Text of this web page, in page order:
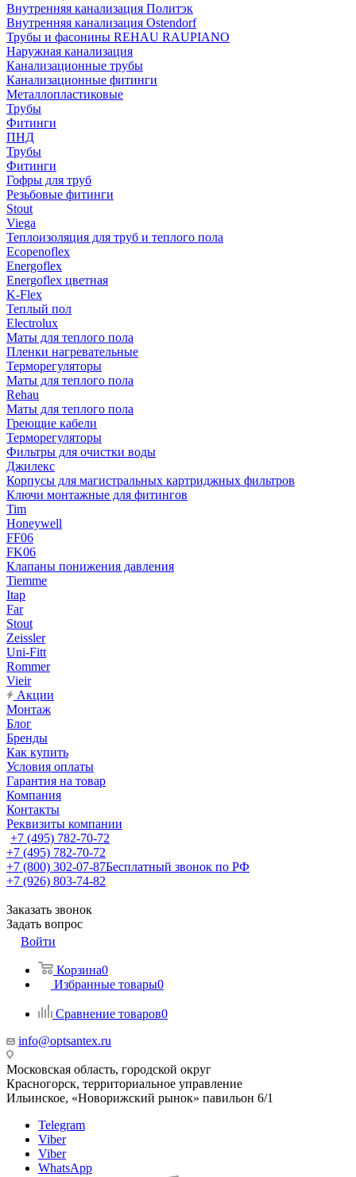
Внутренняя канализация Политэк
Внутренняя канализация Ostendorf
Трубы и фасонины REHAU RAUPIANO
Наружная канализация
Канализационные трубы
Канализационные фитинги
Металлопластиковые
Трубы
Фитинги
ПНД
Трубы
Фитинги
Гофры для труб
Резьбовые фитинги
Stout
Viega
Теплоизоляция для труб и теплого пола
Ecopenoflex
Energoflex
Energoflex цветная
K-Flex
Теплый пол
Electrolux
Маты для теплого пола
Пленки нагревательные
Терморегуляторы
Маты для теплого пола
Rehau
Маты для теплого пола
Греющие кабели
Терморегуляторы
Фильтры для очистки воды
Джилекс
Корпусы для магистральных картриджных фильтров
Ключи монтажные для фитингов
Tim
Honeywell
FF06
FK06
Клапаны понижения давления
Tiemme
Itap
Far
Stout
Zeissler
Uni-Fitt
Rommer
Vieir
Акции
Монтаж
Блог
Бренды
Как купить
Условия оплаты
Гарантия на товар
Компания
Контакты
Реквизиты компании
+7 (495) 782-70-72
+7 (495) 782-70-72
+7 (800) 302-07-87Бесплатный звонок по РФ
+7 (926) 803-74-82
Заказать звонок
Задать вопрос
Войти
Корзина0
Избранные товары0
Сравнение товаров0
info@optsantex.ru
Московская область, городской округ
Красногорск, территориальное управление
Ильинское, «Новорижский рынок» павильон 6/1
Telegram
Viber
Viber
WhatsApp